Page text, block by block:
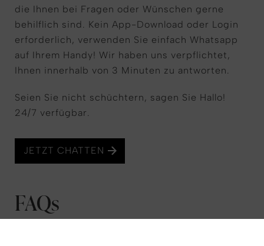
die Ihnen bei Fragen oder Wünschen gerne
behilflich sind. Kein App-Download oder Login
erforderlich, verwenden Sie einfach Whatsapp
auf Ihrem Handy! Wir haben uns verpflichtet,
Ihnen innerhalb von 3 Minuten zu antworten.
Seien Sie nicht schüchtern, sagen Sie Hallo!
24/7 verfügbar.
JETZT CHATTEN
FAQs